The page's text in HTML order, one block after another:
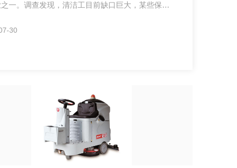
一。调查发现，清洁工目前缺口巨大，某些保洁
30